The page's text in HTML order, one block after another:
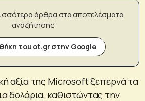
άρθρα στα αποτελέσματα
αναζήτησης
του ot.gr στην Google
αξία της Microsoft ξεπερνά τα
δολάρια, καθιστώντας την